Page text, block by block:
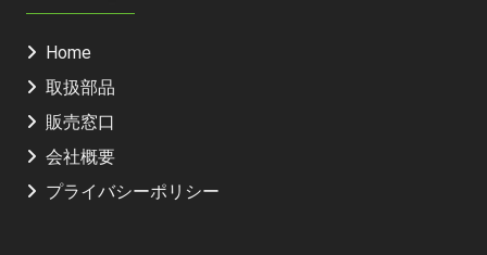
Home
取扱部品
販売窓口
会社概要
プライバシーポリシー